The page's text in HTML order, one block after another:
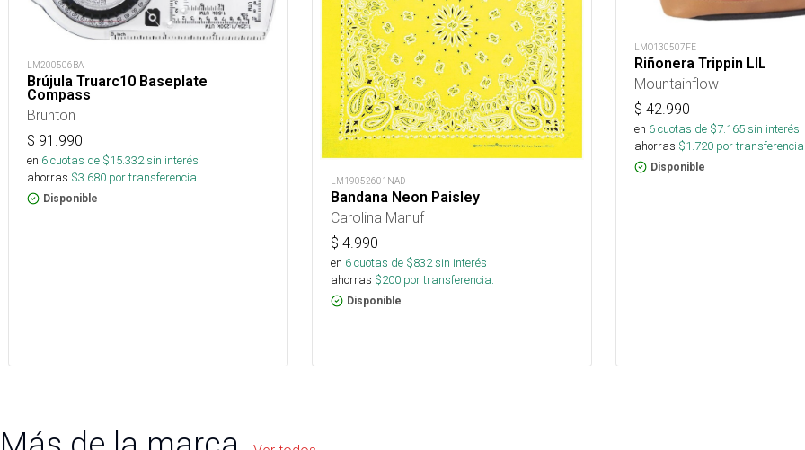
LM200506BA
Brújula Truarc10 Baseplate
Compass
Brunton
$ 91.990
en 6cuotas de $15.332sin interés
ahorras $3.680 por transferencia.
Disponible
LM19052601NAD
Bandana Neon Paisley
Carolina Manuf
$ 4.990
en 6cuotas de $832sin interés
ahorras $200 por transferencia.
Disponible
LMO130507FE
Riñonera Trippin LIL
Mountainflow
$ 42.990
en 6cuotas de $7.165sin interés
ahorras $1.720 por
Disponible